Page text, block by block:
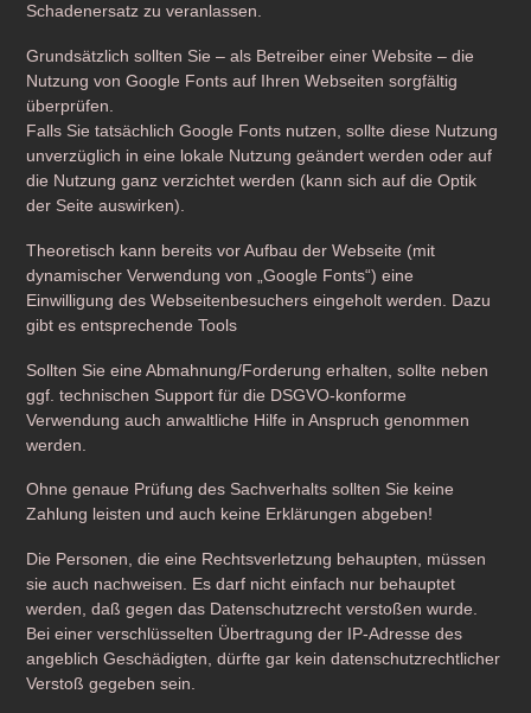
Schadenersatz zu veranlassen.
Grundsätzlich sollten Sie – als Betreiber einer Website – die
Nutzung von Google Fonts auf Ihren Webseiten sorgfältig
überprüfen.
Falls Sie tatsächlich Google Fonts nutzen, sollte diese Nutzung
unverzüglich in eine lokale Nutzung geändert werden oder auf
die Nutzung ganz verzichtet werden (kann sich auf die Optik
der Seite auswirken).
Theoretisch kann bereits vor Aufbau der Webseite (mit
dynamischer Verwendung von „Google Fonts“) eine
Einwilligung des Webseitenbesuchers eingeholt werden. Dazu
gibt es entsprechende Tools
Sollten Sie eine Abmahnung/Forderung erhalten, sollte neben
ggf. technischen Support für die DSGVO-konforme
Verwendung auch anwaltliche Hilfe in Anspruch genommen
werden.
Ohne genaue Prüfung des Sachverhalts sollten Sie keine
Zahlung leisten und auch keine Erklärungen abgeben!
Die Personen, die eine Rechtsverletzung behaupten, müssen
sie auch nachweisen. Es darf nicht einfach nur behauptet
werden, daß gegen das Datenschutzrecht verstoßen wurde.
Bei einer verschlüsselten Übertragung der IP-Adresse des
angeblich Geschädigten, dürfte gar kein datenschutzrechtlicher
Verstoß gegeben sein.